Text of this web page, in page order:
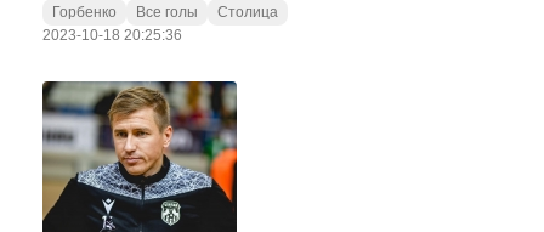
Горбенко Все голы
Столица
2023-10-18 20:25:36